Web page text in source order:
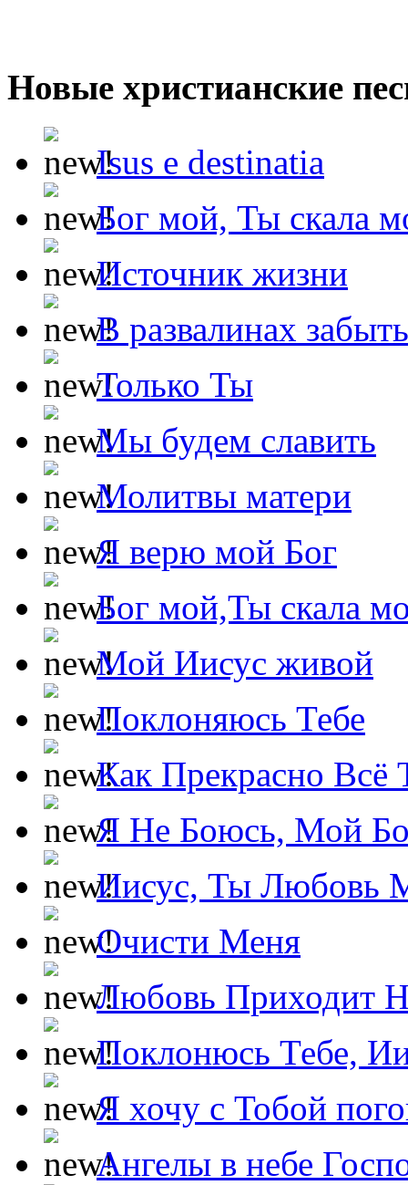
Новые христианские
Isus e destinatia
Бог мой, Ты скала
Источник жизни
В развалинах
Только Ты
Мы будем славить
Молитвы матери
Я верю мой Бог
Бог мой,Ты скала
Мой Иисус живой
Поклоняюсь Тебе
Как Прекрасно Всё
Я Не Боюсь, Мой
Иисус, Ты Любовь
Очисти Меня
Любовь Приходит
Поклонюсь Тебе,
Я хочу с Тобой
Ангелы в небе